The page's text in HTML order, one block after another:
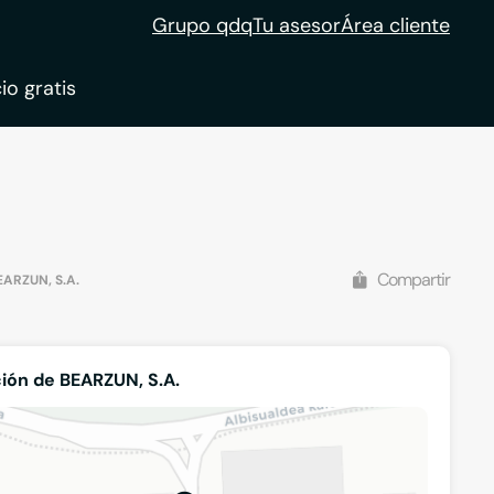
Grupo qdqTu asesorÁrea cliente
gratis
S.A. Compartir
de BEARZUN, S.A.